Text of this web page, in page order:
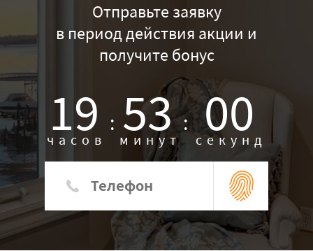
Отправьте заявку
в период действия акции и
получите бонус
19 :
часов 52 :
минут 59
секунд